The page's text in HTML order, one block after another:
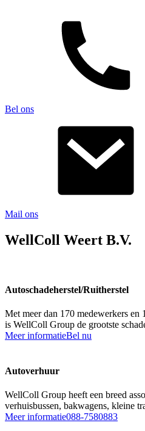
Bel ons
Mail ons
WellColl Weert B.V.
Autoschadeherstel/Ruitherstel
Met meer dan 170 medewerkers en
is WellColl Group de grootste
Meer informatieBel nu
Autoverhuur
WellColl Group heeft een breed
verhuisbussen, bakwagens, kleine
Meer informatie088-7580883